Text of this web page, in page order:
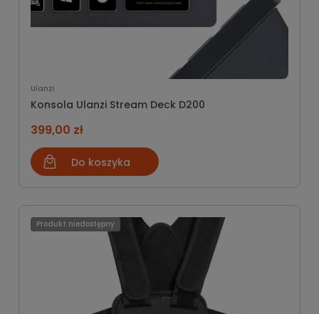
Ulanzi
Konsola Ulanzi Stream Deck D200
399,00 zł
Do koszyka
Produkt niedostępny